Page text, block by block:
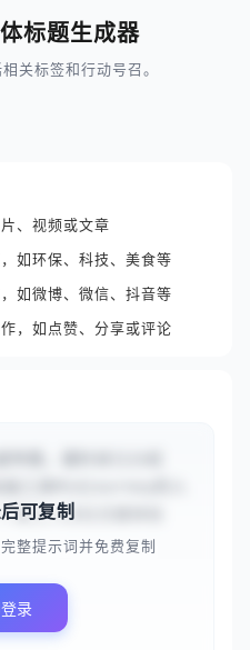
标题生成器
关标签和行动号召。
、视频或文章
如环保、科技、美食等
如微博、微信、抖音等
，如点赞、分享或评论
吸引人的社交媒体标
可复制
整提示词并免费复制
录